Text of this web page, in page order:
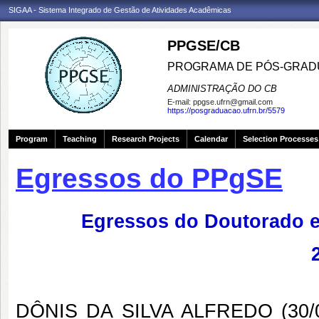
SIGAA - Sistema Integrado de Gestão de Atividades Acadêmicas
PPGSE/CB
PROGRAMA DE PÓS-
ADMINISTRAÇÃO DO CB
E-mail: ppgse.ufrn@gmail.com
https://posgraduacao.ufrn.br/5579
Program Teaching Research Projects Calendar Selection Processes
Egressos do PPgSE
Egressos do Doutorado
DÔNIS DA SILVA ALFREDO